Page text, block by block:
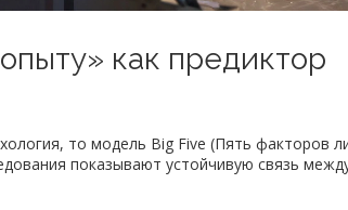
как предиктор
то модель Big Five (Пять факторов
показывают устойчивую связь